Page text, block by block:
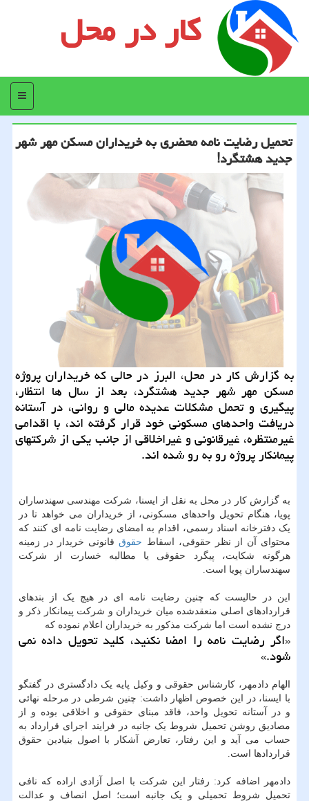
کار در محل
منو
تحمیل رضایت نامه محضری به خریداران مسکن مهر شهر
جدید هشتگرد!
به گزارش کار در محل، البرز در حالی که خریداران پروژه
مسکن مهر شهر جدید هشتگرد، بعد از سال ها انتظار،
پیگیری و تحمل مشکلات عدیده مالی و روانی، در آستانه
دریافت واحدهای مسکونی خود قرار گرفته اند، با اقدامی
غیرمنتظره، غیرقانونی و غیراخلاقی از جانب یکی از شرکتهای
پیمانکار پروژه رو به رو شده اند.
به گزارش کار در محل به نقل از ایسنا، شرکت مهندسی سهندساران
پویا، هنگام تحویل واحدهای مسکونی، از خریداران می خواهد تا در
یک دفترخانه اسناد رسمی، اقدام به امضای رضایت نامه ای کنند که
محتوای آن از نظر حقوقی، اسقاط حقوق قانونی خریدار در زمینه
هرگونه شکایت، پیگرد حقوقی یا مطالبه خسارت از شرکت
سهندساران پویا است.
این در حالیست که چنین رضایت نامه ای در هیچ یک از بندهای
قراردادهای اصلی منعقدشده میان خریداران و شرکت پیمانکار ذکر و
درج نشده است اما شرکت مذکور به خریداران اعلام نموده که
«اگر رضایت نامه را امضا نکنید، کلید تحویل داده نمی
شود.»
الهام دادمهر، کارشناس حقوقی و وکیل پایه یک دادگستری در گفتگو
با ایسنا، در این خصوص اظهار داشت: چنین شرطی در مرحله نهائی
و در آستانه تحویل واحد، فاقد مبنای حقوقی و اخلاقی بوده و از
مصادیق روشن تحمیل شروط یک جانبه در فرایند اجرای قرارداد به
حساب می آید و این رفتار، تعارض آشکار با اصول بنیادین حقوق
قراردادها است.
دادمهر اضافه کرد: رفتار این شرکت با اصل آزادی اراده که نافی
تحمیل شروط تحمیلی و یک جانبه است؛ اصل انصاف و عدالت